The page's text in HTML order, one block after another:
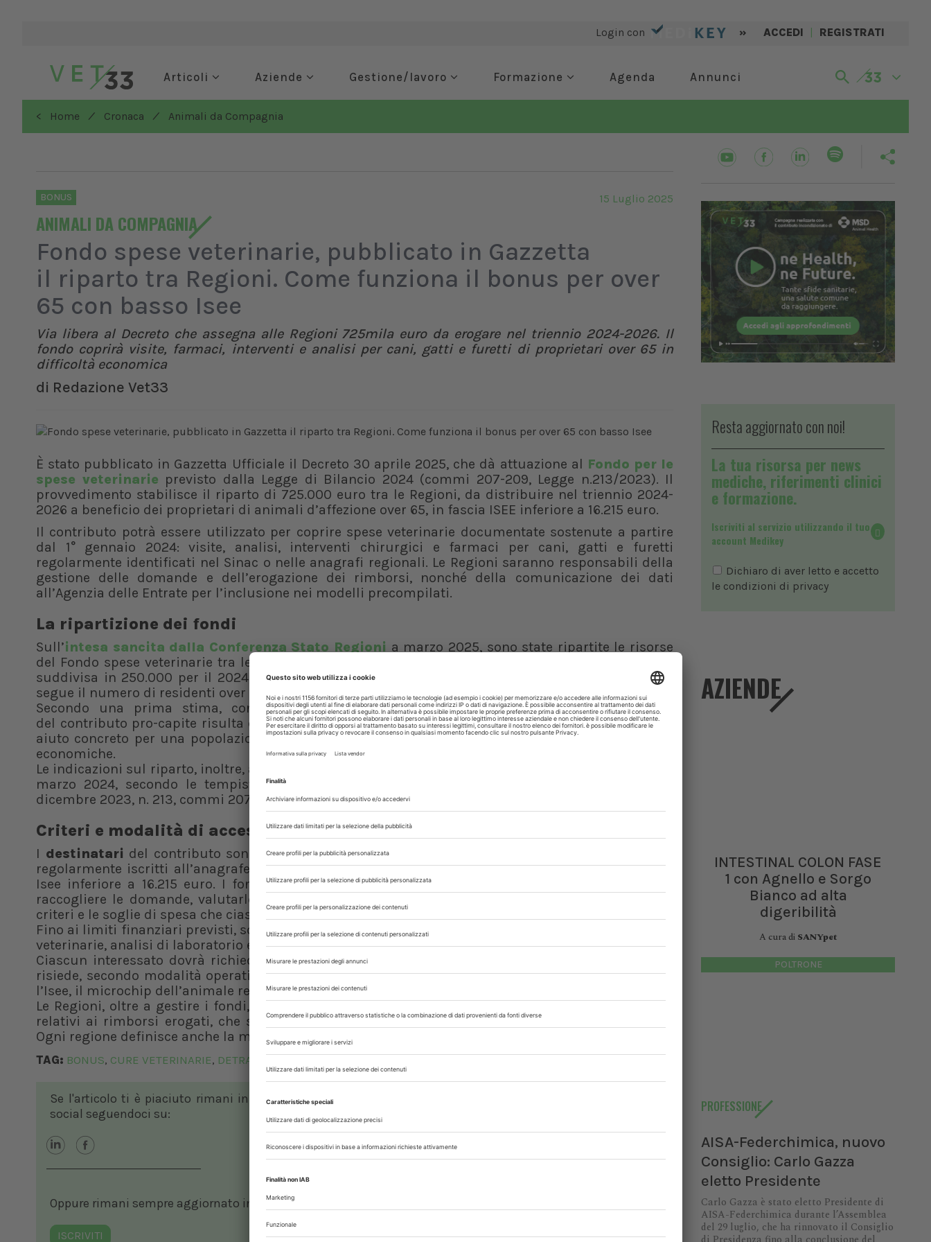
Login con » ACCEDI | REGISTRATI
Articoli Aziende Gestione/lavoro Formazione Agenda Annunci
< Home / Cronaca / Animali da Compagnia
BONUS
ANIMALI DA COMPAGNIA
15 Luglio 2025
Fondo spese veterinarie, pubblicato in Gazzetta
il riparto tra Regioni. Come funziona il bonus per over
65 con basso Isee
Via libera al Decreto che assegna alle Regioni 725mila euro da erogare nel triennio 2024-2026. Il
fondo coprirà visite, farmaci, interventi e analisi per cani, gatti e furetti di proprietari over 65 in
difficoltà economica
di Redazione Vet33
È stato pubblicato in Gazzetta Ufficiale il Decreto 30 aprile 2025, che dà attuazione al Fondo per le
spese veterinarie previsto dalla Legge di Bilancio 2024 (commi 207-209, Legge n.213/2023). Il
provvedimento stabilisce il riparto di 725.000 euro tra le Regioni, da distribuire nel triennio 2024-
2026 a beneficio dei proprietari di animali d’affezione over 65, in fascia ISEE inferiore a 16.215 euro.
Il contributo potrà essere utilizzato per coprire spese veterinarie documentate sostenute a partire
dal 1° gennaio 2024: visite, analisi, interventi chirurgici e farmaci per cani, gatti e furetti
regolarmente identificati nel Sinac o nelle anagrafi regionali. Le Regioni saranno responsabili della
gestione delle domande e dell’erogazione dei rimborsi, nonché della comunicazione dei dati
all’Agenzia delle Entrate per l’inclusione nei modelli precompilati.
La ripartizione dei fondi
Sull’intesa sancita dalla Conferenza Stato Regioni a marzo 2025, sono state ripartite le risorse
del Fondo spese veterinarie tra le Regioni. La somma complessiva stanziata (725.000 euro) è stata
suddivisa in 250.000 per il 2024, 237.500 per il 2025 e altrettanti per il 2026. Il criterio di riparto
segue il numero di residenti over 65 con un Isee inferiore a 16.215 euro residenti in ciascuna Regione.
Secondo una prima stima, considerando i 2.254.954 potenziali beneficiari, il valore teorico
del contributo pro-capite risulta di circa 45 euro, una cifra modesta ma che può rappresentare un
aiuto concreto per una popolazione spesso costretta a rinunciare alle cure veterinarie per ragioni
economiche.
Le indicazioni sul riparto, inoltre, arrivano in ritardo sui tempi previsti. Il termine, infatti, è scaduto a
marzo 2024, secondo le tempistiche dettate dalla legge istitutiva del Fondo stesso (Legge 30
dicembre 2023, n. 213, commi 207-209).
Criteri e modalità di accesso
I destinatari del contributo sono i cittadini con più di 65 anni, proprietari di cani, gatti o furetti
regolarmente iscritti all’anagrafe (Sinac o anagrafi regionali), che nel 2023 abbiano dichiarato un
Isee inferiore a 16.215 euro. I fondi verranno gestiti direttamente dalle Regioni, alle quali spetta
raccogliere le domande, valutarle in ordine cronologico di arrivo e disporre i rimborsi secondo i
criteri e le soglie di spesa che ciascuna amministrazione stabilirà autonomamente.
Fino ai limiti finanziari previsti, sono agevolate le spese per visite veterinarie, operazioni chirurgiche
veterinarie, analisi di laboratorio e acquisto di medicinali veterinari.
Ciascun interessato dovrà richiedere ilcontributo
risiede, secondo modalità operative che saranno definite a livello locale. Il cittadino dovrà indicare
l’Isee, il microchip dell’animale registrato e allegare la documentazione della spesa sostenuta.
Le Regioni, oltre a gestire i fondi, avranno il compito di comunicare all’Agenzia delle Entrate i dati
relativi ai rimborsi erogati, che saranno così inclusi nella dichiarazione dei redditi precompilata.
Ogni regione definisce anche la misura del contributo da assegnare a fronte delle spese.
TAG: BONUS, CURE VETERINARIE, DETRAZIONE IRPEF
Se l'articolo ti è piaciuto rimani in contatto con noi sui nostri canali
social seguendoci su:
Oppure rimani sempre aggiornato in ambito veterinario, iscrivendoti alla nostra newsletter!
ISCRIVITI
Resta aggiornato con noi!
La tua risorsa per news
mediche, riferimenti clinici
e formazione.
Iscriviti al servizio utilizzando il tuo
account Medikey
Dichiaro di aver letto e accetto
le condizioni di privacy
AZIENDE
INTESTINAL COLON FASE
1 con Agnello e Sorgo
Bianco ad alta
digeribilità
A cura di SANYpet
POLTRONE
PROFESSIONE
AISA-Federchimica, nuovo
Consiglio: Carlo Gazza
eletto Presidente
Carlo Gazza è stato eletto Presidente di
AISA-Federchimica durante l’Assemblea
del 29 luglio, che ha rinnovato il Consiglio